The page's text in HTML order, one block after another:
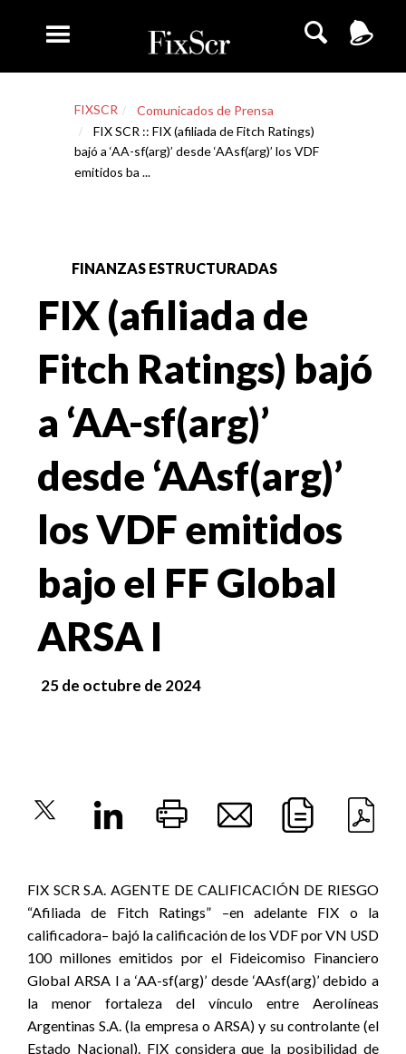
FIXSCR
Comunicados de Prensa
FIX SCR :: FIX (afiliada de Fitch Ratings)
bajó a ‘AA-sf(arg)’ desde ‘AAsf(arg)’ los VDF
emitidos ba ...
FINANZAS ESTRUCTURADAS
FIX (afiliada de
Fitch Ratings) bajó
a ‘AA-sf(arg)’
desde ‘AAsf(arg)’
los VDF emitidos
bajo el FF Global
ARSA I
25 de octubre de 2024
FIX SCR S.A. AGENTE DE CALIFICACIÓN DE RIESGO
“Afiliada de Fitch Ratings” –en adelante FIX o la
calificadora– bajó la calificación de los VDF por VN USD
100 millones emitidos por el Fideicomiso Financiero
Global ARSA I a ‘AA-sf(arg)’ desde ‘AAsf(arg)’ debido a
la menor fortaleza del vínculo entre Aerolíneas
Argentinas S.A. (la empresa o ARSA) y su controlante (el
Estado Nacional). FIX considera que la posibilidad de